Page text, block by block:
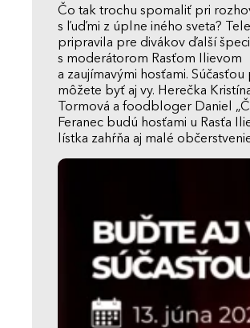
Čo tak trochu spomaliť pri
s ľuďmi z úplne iného sveta?
pripravila pre divákov ďalší
s moderátorom Rasťom Ilievom
a zaujímavými hosťami.
môžete byť aj vy. Herečka
Tormová a foodbloger Daniel
Feranec budú hosťami u Rasťa
lístka zahŕňa aj malé